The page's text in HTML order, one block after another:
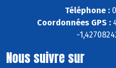
Téléphone :
Coordonnées GPS :
-
Nous suivre sur